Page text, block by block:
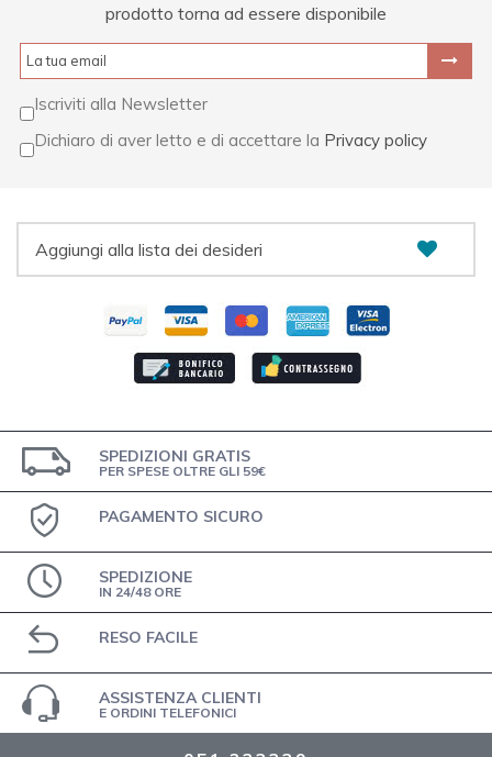
prodotto torna ad essere disponibile
Iscriviti alla Newsletter
Dichiaro di aver letto e di accettare la Privacy policy
Aggiungi alla lista dei desideri
SPEDIZIONI GRATIS
PER SPESE OLTRE GLI 59€
PAGAMENTO SICURO
SPEDIZIONE
IN 24/48 ORE
RESO FACILE
ASSISTENZA CLIENTI
E ORDINI TELEFONICI